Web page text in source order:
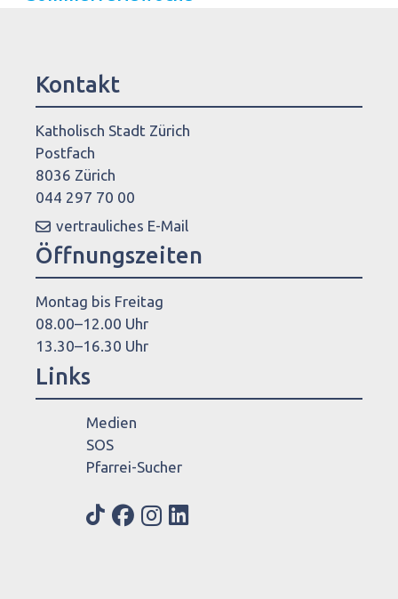
Kontakt
Katholisch Stadt Zürich
Postfach
8036 Zürich
044 297 70 00
vertrauliches E-Mail
Öffnungszeiten
Montag bis Freitag
08.00–12.00 Uhr
13.30–16.30 Uhr
Links
Medien
SOS
Pfarrei-Sucher